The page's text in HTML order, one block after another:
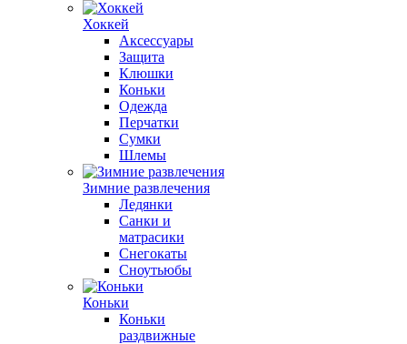
Хоккей
Аксессуары
Защита
Клюшки
Коньки
Одежда
Перчатки
Сумки
Шлемы
Зимние развлечения
Ледянки
Санки и
матрасики
Снегокаты
Сноутьюбы
Коньки
Коньки
раздвижные